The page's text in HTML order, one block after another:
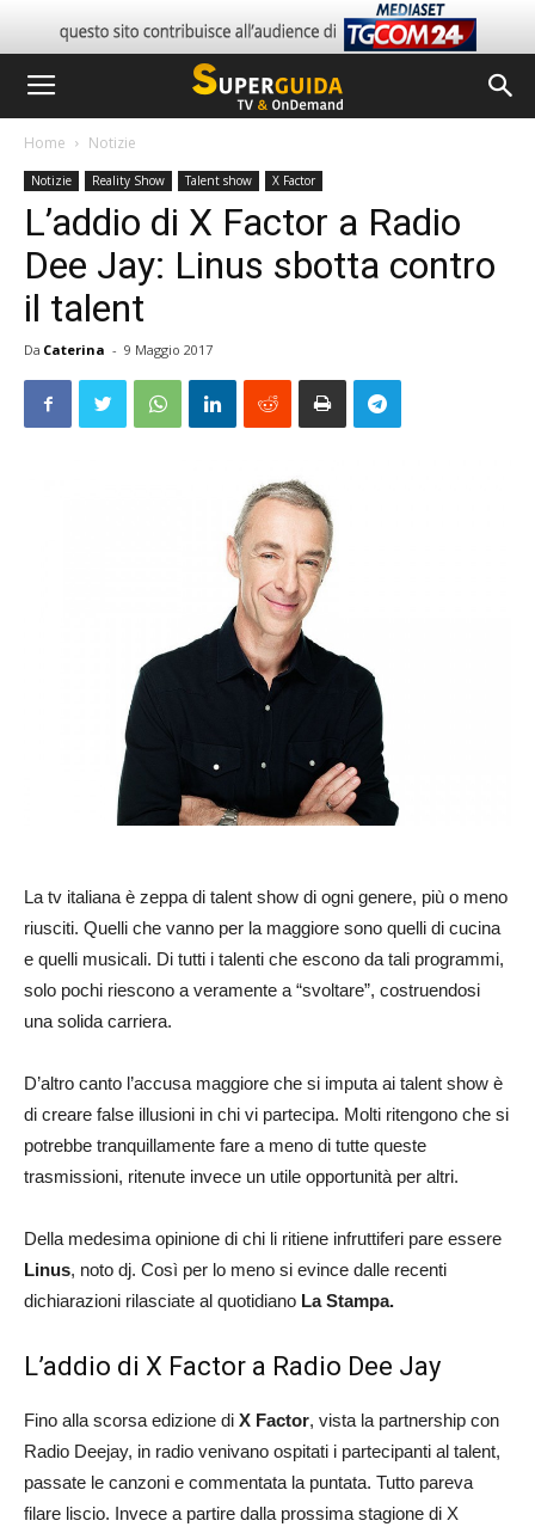
Home Notizie
Notizie Reality Show Talent show X Factor
L’addio di X Factor a Radio
Dee Jay: Linus sbotta contro
il talent
Da Caterina - 9 Maggio 2017
La tv italiana è zeppa di talent show di ogni genere, più o meno
riusciti. Quelli che vanno per la maggiore sono quelli di cucina
e quelli musicali. Di tutti i talenti che escono da tali programmi,
solo pochi riescono a veramente a “svoltare”, costruendosi
una solida carriera.
D’altro canto l’accusa maggiore che si imputa ai talent show è
di creare false illusioni in chi vi partecipa. Molti ritengono che si
potrebbe tranquillamente fare a meno di tutte queste
trasmissioni, ritenute invece un utile opportunità per altri.
Della medesima opinione di chi li ritiene infruttiferi pare essere
Linus, noto dj. Così per lo meno si evince dalle recenti
dichiarazioni rilasciate al quotidiano La Stampa.
L’addio di X Factor a Radio Dee Jay
Fino alla scorsa edizione di X Factor, vista la partnership con
Radio Deejay, in radio venivano ospitati i partecipanti al talent,
passate le canzoni e commentata la puntata. Tutto pareva
filare liscio. Invece a partire dalla prossima stagione di X